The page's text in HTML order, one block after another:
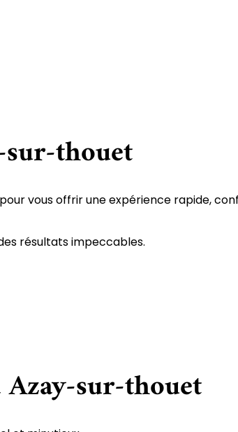
thouet
vous offrir une expérience rapide,
résultats impeccables.
sur-thouet